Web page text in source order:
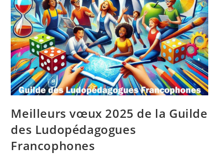
Meilleurs vœux 2025 de la Guilde
des Ludopédagogues
Francophones